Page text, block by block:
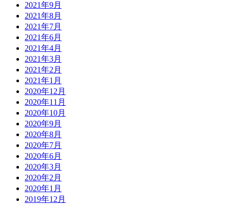
2021年9月
2021年8月
2021年7月
2021年6月
2021年4月
2021年3月
2021年2月
2021年1月
2020年12月
2020年11月
2020年10月
2020年9月
2020年8月
2020年7月
2020年6月
2020年3月
2020年2月
2020年1月
2019年12月